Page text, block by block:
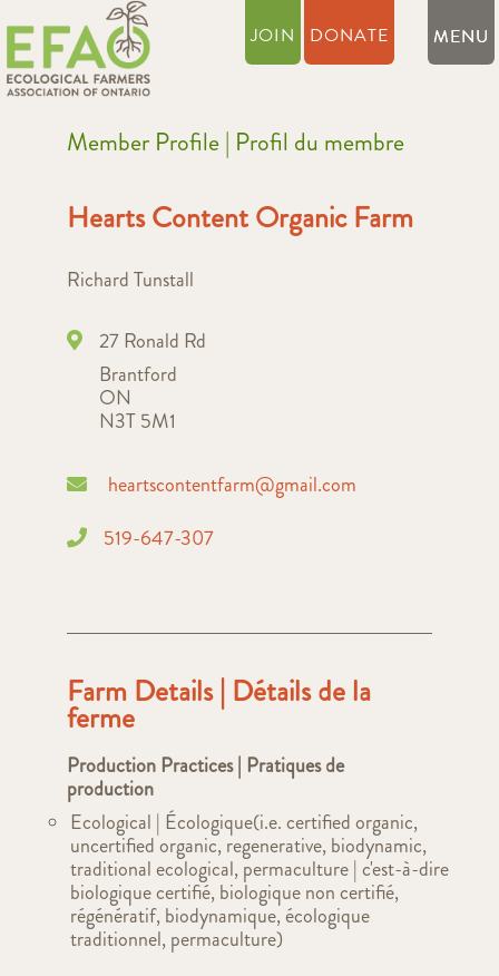
JOIN DONATE
Member Profile | Profil du membre
Hearts Content Organic Farm
Richard Tunstall
27 Ronald Rd
Brantford
ON
N3T 5M1
heartscontentfarm@gmail.com
519-647-307
Farm Details | Détails de la
ferme
Production Practices | Pratiques de
production
Ecological | Écologique(i.e. certified organic,
uncertified organic, regenerative, biodynamic,
traditional ecological, permaculture | c'est-à-dire
biologique certifié, biologique non certifié,
régénératif, biodynamique, écologique
traditionnel, permaculture)